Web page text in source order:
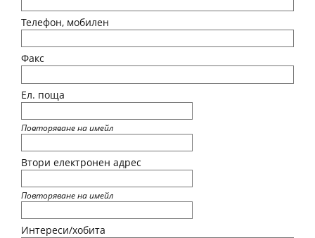
Телефон, мобилен
Факс
Ел. поща
Повторяване на имейл
Втори електронен адрес
Повторяване на имейл
Интереси/хобита